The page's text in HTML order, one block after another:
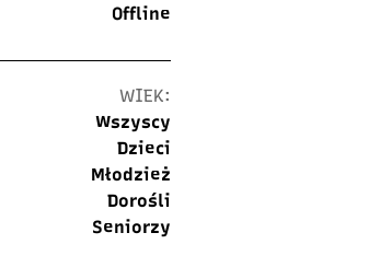
Offline
WIEK:
Wszyscy
Dzieci
Młodzież
Dorośli
Seniorzy